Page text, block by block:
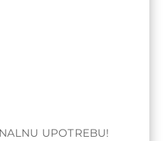
UPOTREBU!